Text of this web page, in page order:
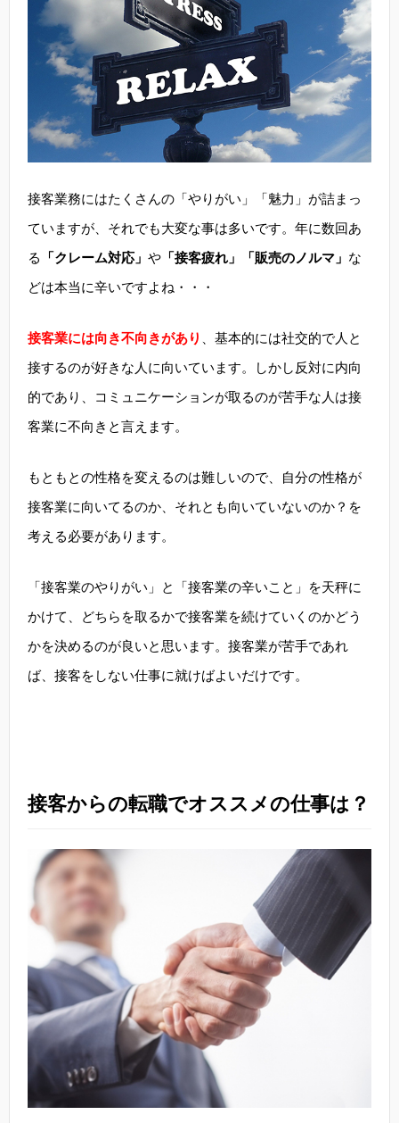
接客業務にはたくさんの「やりがい」「魅力」が詰まっ
ていますが、それでも大変な事は多いです。年に数回あ
る
「クレーム対応」 や 「接客疲れ」「販売のノルマ」 な
どは本当に辛いですよね・・・
接客業には向き不向きがあり
、基本的には社交的で人と
接するのが好きな人に向いています。しかし反対に内向
的であり、コミュニケーションが取るのが苦手な人は接
客業に不向きと言えます。
もともとの性格を変えるのは難しいので、自分の性格が
接客業に向いてるのか、それとも向いていないのか？を
考える必要があります。
「接客業のやりがい」と「接客業の辛いこと」を天秤に
かけて、どちらを取るかで接客業を続けていくのかどう
かを決めるのが良いと思います。接客業が苦手であれ
ば、接客をしない仕事に就けばよいだけです。
接客からの転職でオススメの仕事は？